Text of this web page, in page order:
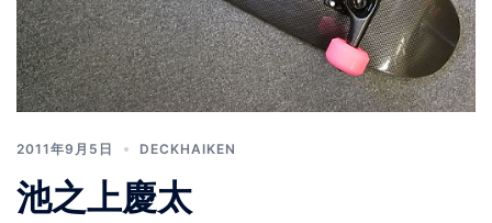
2011年9月5日 DECKHAIKEN
池之上慶太